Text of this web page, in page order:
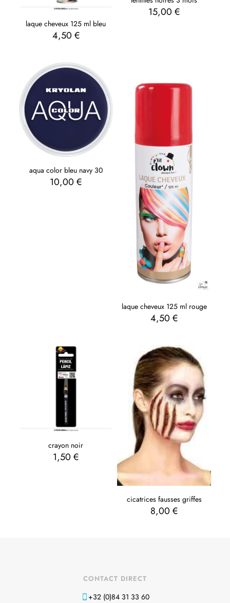
laque cheveux 125 ml bleu
4,50 €
15,00 €
aqua color bleu navy 30
10,00€
laque cheveux 125 ml rouge
4,50 €
crayon noir
1,50€
cicatrices fausses griffes
8,00 €
CONTACT DIRECT
+32 (0)84 31 33 60